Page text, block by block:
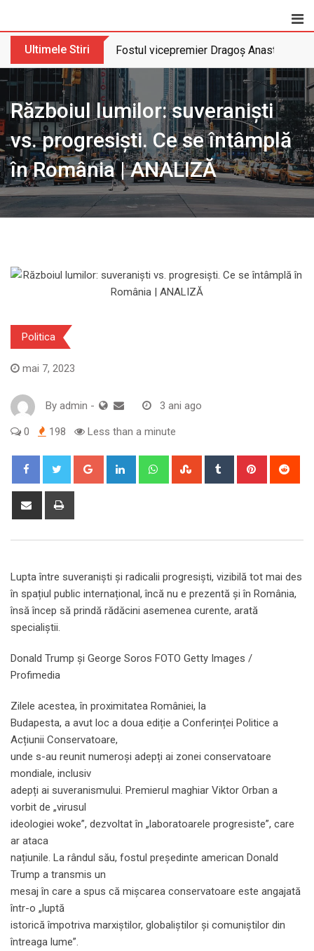
Ultimele Stiri Fostul vicepremier Dragoș Anastasiu
Războiul lumilor: suveranişti
vs. progresişti. Ce se întâmplă
în România | ANALIZĂ
Politica
mai 7, 2023
By admin - 3 ani ago
0 198 Less than a minute
Google+ LinkedIn WhatsappStumbleUpon
Tumblr Pinterest
Share
Lupta între suveraniști și radicalii progresiști, vizibilă tot mai des
în spațiul public internațional, încă nu e prezentă și în România,
însă încep să prindă rădăcini asemenea curente, arată
specialiștii.
Donald Trump și George Soros FOTO Getty Images /
Profimedia
Zilele acestea, în proximitatea României, la
Budapesta, a avut loc a doua ediție a Conferinței Politice a
Acțiunii Conservatoare,
unde s-au reunit numeroși adepți ai zonei conservatoare
mondiale, inclusiv
adepți ai suveranismului. Premierul maghiar Viktor Orban a
vorbit de „virusul
ideologiei woke”, dezvoltat în „laboratoarele progresiste”, care
ar ataca
națiunile. La rândul său, fostul președinte american Donald
Trump a transmis un
mesaj în care a spus că mișcarea conservatoare este angajată
într-o „luptă
istorică împotriva marxiştilor, globaliştilor şi comuniştilor din
întreaga lume”.